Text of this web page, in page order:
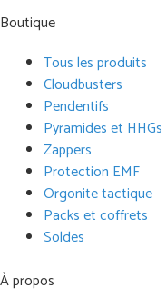
Boutique
Tous les produits
Cloudbusters
Pendentifs
Pyramides et HHGs
Zappers
Protection EMF
Orgonite tactique
Packs et coffrets
Soldes
À propos